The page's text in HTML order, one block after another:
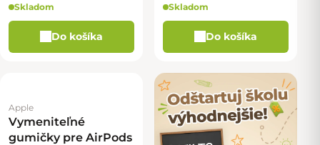
Skladom
Do košíka
Skladom
Do košíka
Apple
Vymeniteľné
gumičky pre AirPods